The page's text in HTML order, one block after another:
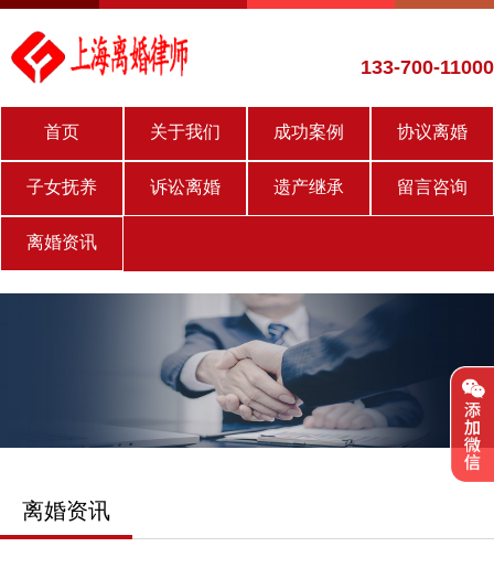
133-700-11000
首页 关于我们 成功案例 协议离婚
子女抚养 诉讼离婚 遗产继承 留言咨询
离婚资讯
离婚资讯